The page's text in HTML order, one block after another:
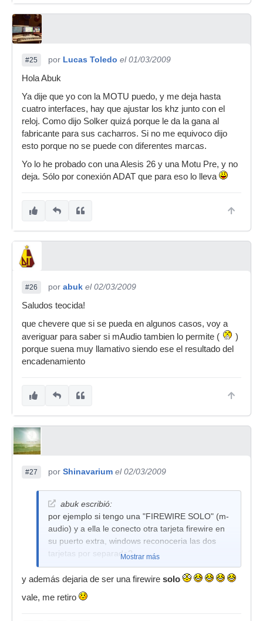
#25 por Lucas Toledo el 01/03/2009
Hola Abuk
Ya dije que yo con la MOTU puedo, y me deja hasta
cuatro interfaces, hay que ajustar los khz junto con el
reloj. Como dijo Solker quizá porque le da la gana al
fabricante para sus cacharros. Si no me equivoco dijo
esto porque no se puede con diferentes marcas.
Yo lo he probado con una Alesis 26 y una Motu Pre, y no
deja. Sólo por conexión ADAT que para eso lo lleva
#26 por abuk el 02/03/2009
Saludos teocida!
que chevere que si se pueda en algunos casos, voy a
averiguar para saber si mAudio tambien lo permite (
)
porque suena muy llamativo siendo ese el resultado del
encadenamiento
#27 por Shinavarium el 02/03/2009
abuk escribió:
por ejemplo si tengo una "FIREWIRE SOLO" (m-
audio) y a ella le conecto otra tarjeta firewire en
su puerto extra, windows reconoceria las dos
tarjetas por separado?Mostrar más
y además dejaria de ser una firewire solo
vale, me retiro